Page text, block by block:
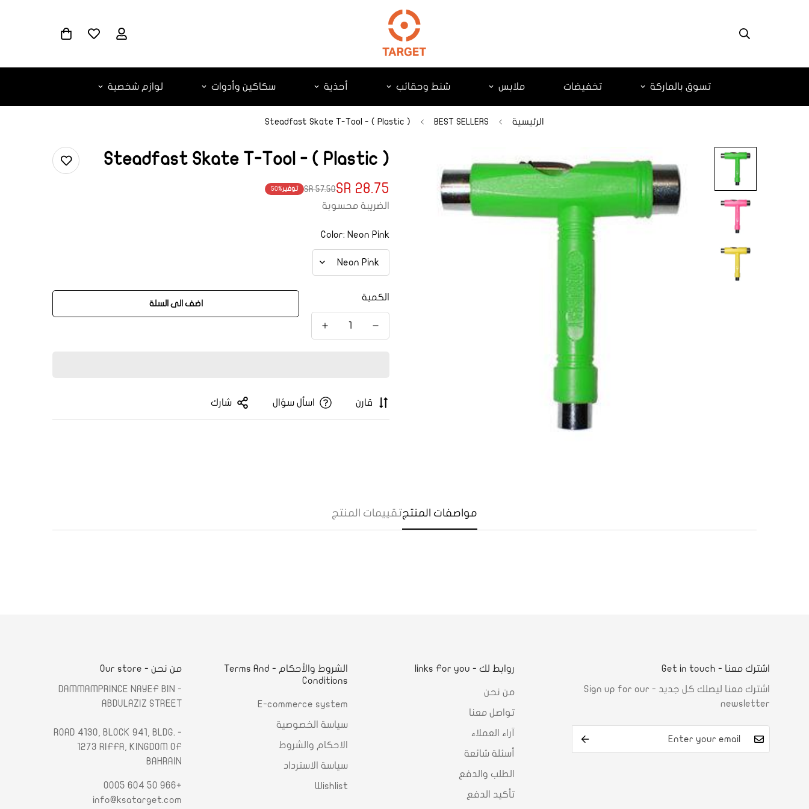
تسوق بالماركة تخفيضات ملابس شنط وحقائب أحذية سكاكين وأدوات لوازم شخصية
الرئيسية BEST SELLERS
Steadfast Skate T-Tool - ( Plastic )
Steadfast Skate T-Tool - ( Plastic )
Translation
missing:
28.75 SR
Translation
missing:
57.50 SR توفير50%
الضريبة محسوبة
Color: Neon Pink
الكمية
اضف الى السلة
قارن اسأل سؤال شارك
مواصفات المنتجتقييمات المنتج
اشترك معنا - Get in touch
اشترك معنا ليصلك كل جديد - Sign up for our
newsletter
روابط لك - links For you
من نحن
تواصل معنا
آراء العملاء
أسئلة شائعة
الطلب والدفع
تأكيد الدفع
الشروط والأحكام - Terms And
Conditions
E-commerce system
سياسة الخصوصية
الاحكام والشروط
سياسة الاسترداد
Wishlist
من نحن - Our store
- DAMMAMPRINCE NAYEF BIN
ABDULAZIZ STREET
- ROAD 4130, BLOCK 941, BLDG.
1273 RIFFA, KINGDOM OF
BAHRAIN
+966 50 604 0005
info@ksatarget.com
Are you 18 years old or older?